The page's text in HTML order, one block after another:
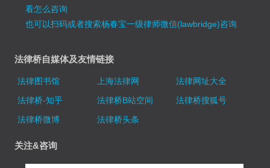
看怎么咨询
也可以扫码或者搜索杨春宝一级律师微信(lawbridge)咨询
法律桥自媒体及友情链接
法律图书馆 上海法律网
法律网址大全
法律桥-知乎
法律桥B站空间
法律桥搜狐号
法律桥微博
法律桥头条
关注&咨询